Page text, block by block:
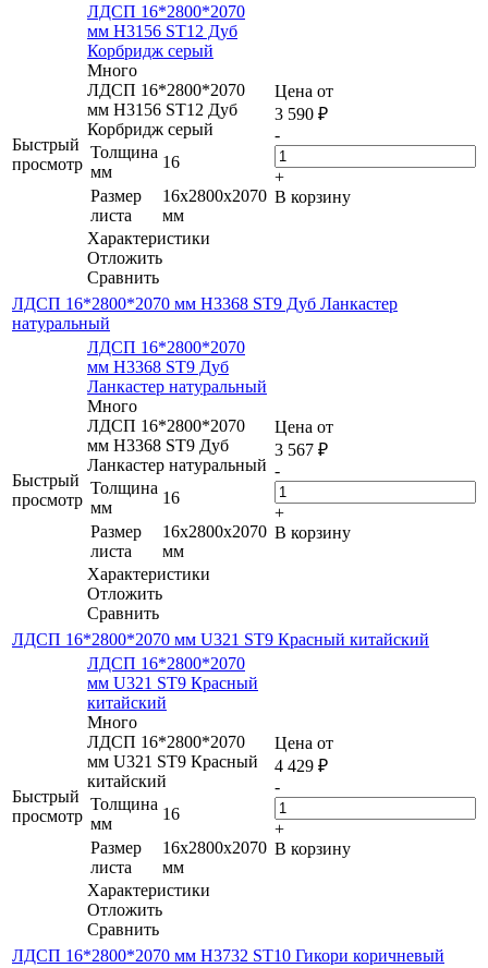
Быстрый
просмотр
ЛДСП 16*2800*2070
мм H3156 ST12 Дуб
Корбридж серый
Много
ЛДСП 16*2800*2070
мм H3156 ST12 Дуб
Корбридж серый
Толщина
мм
16
Размер
листа
16x2800x2070
мм
Характеристики
Отложить
Сравнить
Цена от
3 590 ₽
-
+
В корзину
ЛДСП 16*2800*2070 мм H3368 ST9 Дуб Ланкастер
натуральный
Быстрый
просмотр
ЛДСП 16*2800*2070
мм H3368 ST9 Дуб
Ланкастер натуральный
Много
ЛДСП 16*2800*2070
мм H3368 ST9 Дуб
Ланкастер натуральный
Толщина
мм
16
Размер
листа
16x2800x2070
мм
Характеристики
Отложить
Сравнить
Цена от
3 567 ₽
-
+
В корзину
ЛДСП 16*2800*2070 мм U321 ST9 Красный китайский
Быстрый
просмотр
ЛДСП 16*2800*2070
мм U321 ST9 Красный
китайский
Много
ЛДСП 16*2800*2070
мм U321 ST9 Красный
китайский
Толщина
мм
16
Размер
листа
16x2800x2070
мм
Характеристики
Отложить
Сравнить
Цена от
4 429 ₽
-
+
В корзину
ЛДСП 16*2800*2070 мм H3732 ST10 Гикори коричневый